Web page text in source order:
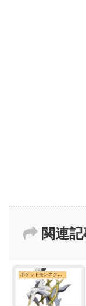
関連
ポケットモンスターシリーズまとめ